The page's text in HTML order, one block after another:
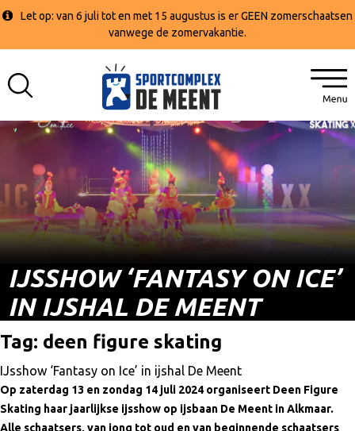
Let op: van 6 juli tot en met 15 augustus is er GEEN zomerschaatsen
vanwege de zomervakantie.
IJSSHOW ‘FANTASY ON ICE’
IN IJSHAL DE MEENT
Tag: deen figure skating
IJsshow ‘Fantasy on Ice’ in ijshal De Meent
Op zaterdag 13 en zondag 14 juli 2024 organiseert Deen Figure
Skating haar jaarlijkse ijsshow op ijsbaan De Meent in Alkmaar.
Alle schaatsers, van jong tot oud en van beginnende schaatsers